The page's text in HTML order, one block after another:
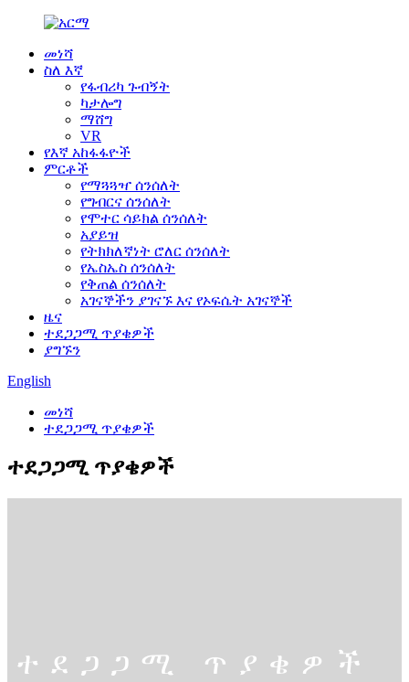
መነሻ
ስለ እኛ
የፋብሪካ ጉብኝት
ካታሎግ
ማሸግ
VR
የእኛ አከፋፋዮች
ምርቶች
የማጓጓዣ ሰንሰለት
የግብርና ሰንሰለት
የሞተር ሳይክል ሰንሰለት
አያይዝ
የትክክለኛነት ሮለር ሰንሰለት
የኤስኤስ ሰንሰለት
የቅጠል ሰንሰለት
አገናኞችን ያገናኙ እና የኦፍሴት አገናኞች
ዜና
ተደጋጋሚ ጥያቄዎች
ያግኙን
English
መነሻ
ተደጋጋሚ ጥያቄዎች
ተደጋጋሚ ጥያቄዎች
ተደጋጋሚ ጥያቄዎች